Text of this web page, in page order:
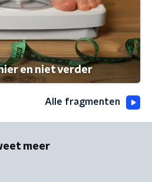
en niet verder
Alle fragmenten
meer